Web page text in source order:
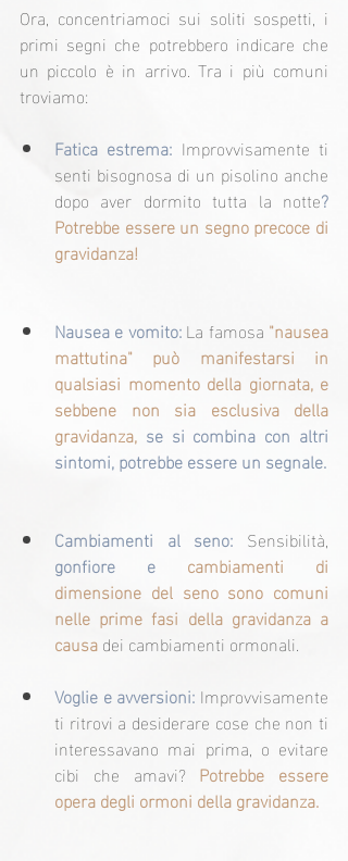
Ora, concentriamoci sui soliti sospetti, i
primi segni che potrebbero indicare che
un piccolo è in arrivo. Tra i più comuni
troviamo:
Fatica estrema: Improvvisamente ti
senti bisognosa di un pisolino anche
dopo aver dormito tutta la notte
Potrebbe essere un segno precoce di
gravidanza!
Nausea e vomito: La famosa "nausea
mattutina" può manifestarsi in
qualsiasi momento della giornata, e
sebbene non sia esclusiva della
gravidanza, se si combina con altri
sintomi, potrebbe essere un segnale.
Cambiamenti al seno: Sensibilità,
gonfiore e cambiamenti di
dimensione del seno sono comuni
nelle prime fasi della gravidanza a
causadei cambiamenti ormonali.
Voglie e avversioni: Improvvisamente
ti ritrovi a desiderare cose che non ti
interessavano mai prima, o evitare
cibi che amavi? Potrebbe essere
opera degli ormoni della gravidanza.